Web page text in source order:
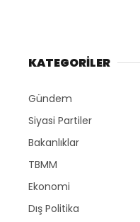
KATEGORİLER
Gündem
Siyasi Partiler
Bakanlıklar
TBMM
Ekonomi
Dış Politika